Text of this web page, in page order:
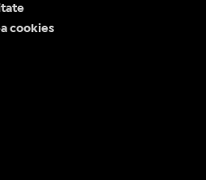
cookies